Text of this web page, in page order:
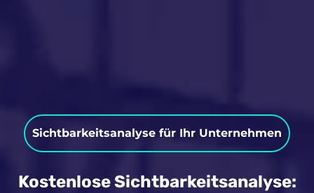
Sichtbarkeitsanalyse für Ihr Unternehmen
Kostenlose Sichtbarkeitsanalyse: